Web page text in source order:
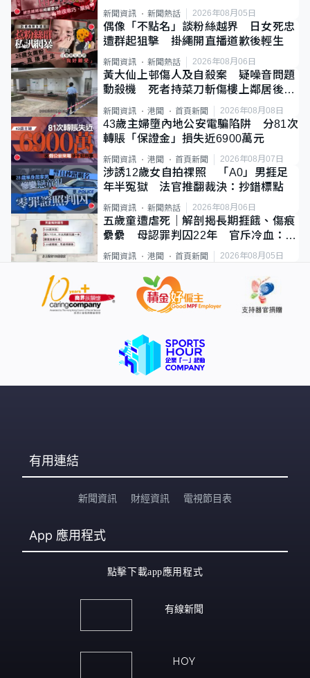
新聞資訊 新聞熱話 2026年08月05日
偶像「不點名」談粉絲越界 日女死忠
遭群起狙擊 掛繩開直播道歉後輕生
新聞資訊 新聞熱話 2026年08月06日
黃大仙上邨傷人及自殺案 疑噪音問題
動殺機 死者持菜刀斬傷樓上鄰居後墮
新聞資訊 港聞 首頁新聞 2026年08月08日
43歲主婦墮內地公安電騙陷阱 分81次
轉賬「保證金」損失近6900萬元
新聞資訊 港聞 首頁新聞 2026年08月07日
涉誘12歲女自拍祼照 「A0」男捱足
年半冤獄 法官推翻裁決：抄錯標點
新聞資訊 新聞熱話 2026年08月06日
五歲童遭虐死｜解剖揭長期捱餓、傷痕
纍纍 母認罪判囚22年 官斥冷血：同
類案最惡劣
新聞資訊 港聞 首頁新聞 2026年08月05日
有用連結
新聞資訊 財經資訊 電視節目表
App 應用程式
點擊下載app應用程式
有線新聞
HOY